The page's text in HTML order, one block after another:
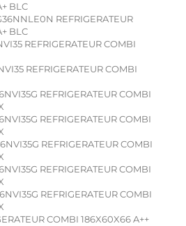
BLC
REFRIGERATEUR
BLC
REFRIGERATEUR COMBI
REFRIGERATEUR COMBI
REFRIGERATEUR COMBI
REFRIGERATEUR COMBI
REFRIGERATEUR COMBI
REFRIGERATEUR COMBI
REFRIGERATEUR COMBI
COMBI 186X60X66 A++